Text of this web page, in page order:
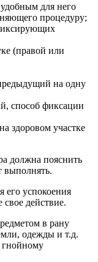
для него
процедуру;
(правой или
на одну
способ фиксации
здоровом участке
должна пояснить
выполнять.
его успокоения
действие.
в рану
одежды и т.д.
гнойному